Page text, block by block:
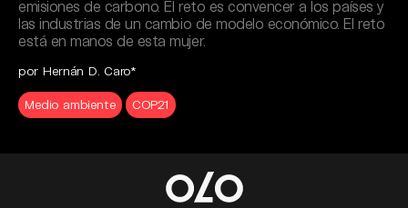
emisiones de carbono. El reto es convencer a los países y
las industrias de un cambio de modelo económico. El reto
está en manos de esta mujer.
por Hernán D. Caro*
Medio ambiente COP21